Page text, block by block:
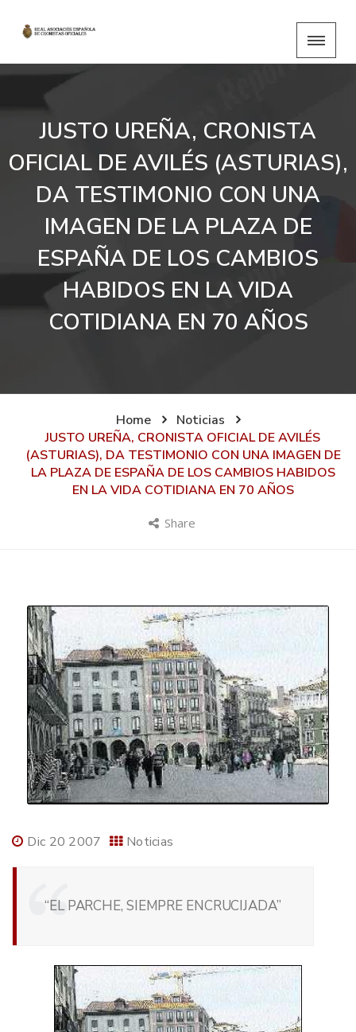
JUSTO UREÑA, CRONISTA
OFICIAL DE AVILÉS (ASTURIAS),
DA TESTIMONIO CON UNA
IMAGEN DE LA PLAZA DE
ESPAÑA DE LOS CAMBIOS
HABIDOS EN LA VIDA
COTIDIANA EN 70 AÑOS
Home
Noticias
JUSTO UREÑA, CRONISTA OFICIAL DE AVILÉS
(ASTURIAS), DA TESTIMONIO CON UNA IMAGEN DE
LA PLAZA DE ESPAÑA DE LOS CAMBIOS HABIDOS
EN LA VIDA COTIDIANA EN 70 AÑOS
Share
Dic 20 2007 Noticias
“EL PARCHE, SIEMPRE ENCRUCIJADA”